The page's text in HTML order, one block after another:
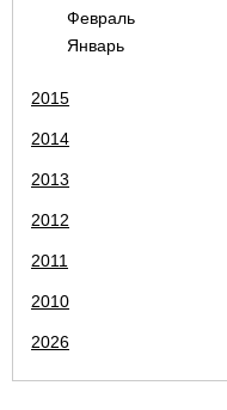
Февраль
Январь
2015
2014
2013
2012
2011
2010
2026